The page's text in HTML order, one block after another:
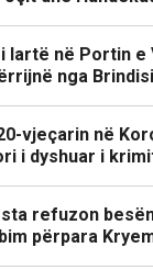
lartë në Portin
nga Brindisi
vjeçarin në
i dyshuar i
refuzon
përpara